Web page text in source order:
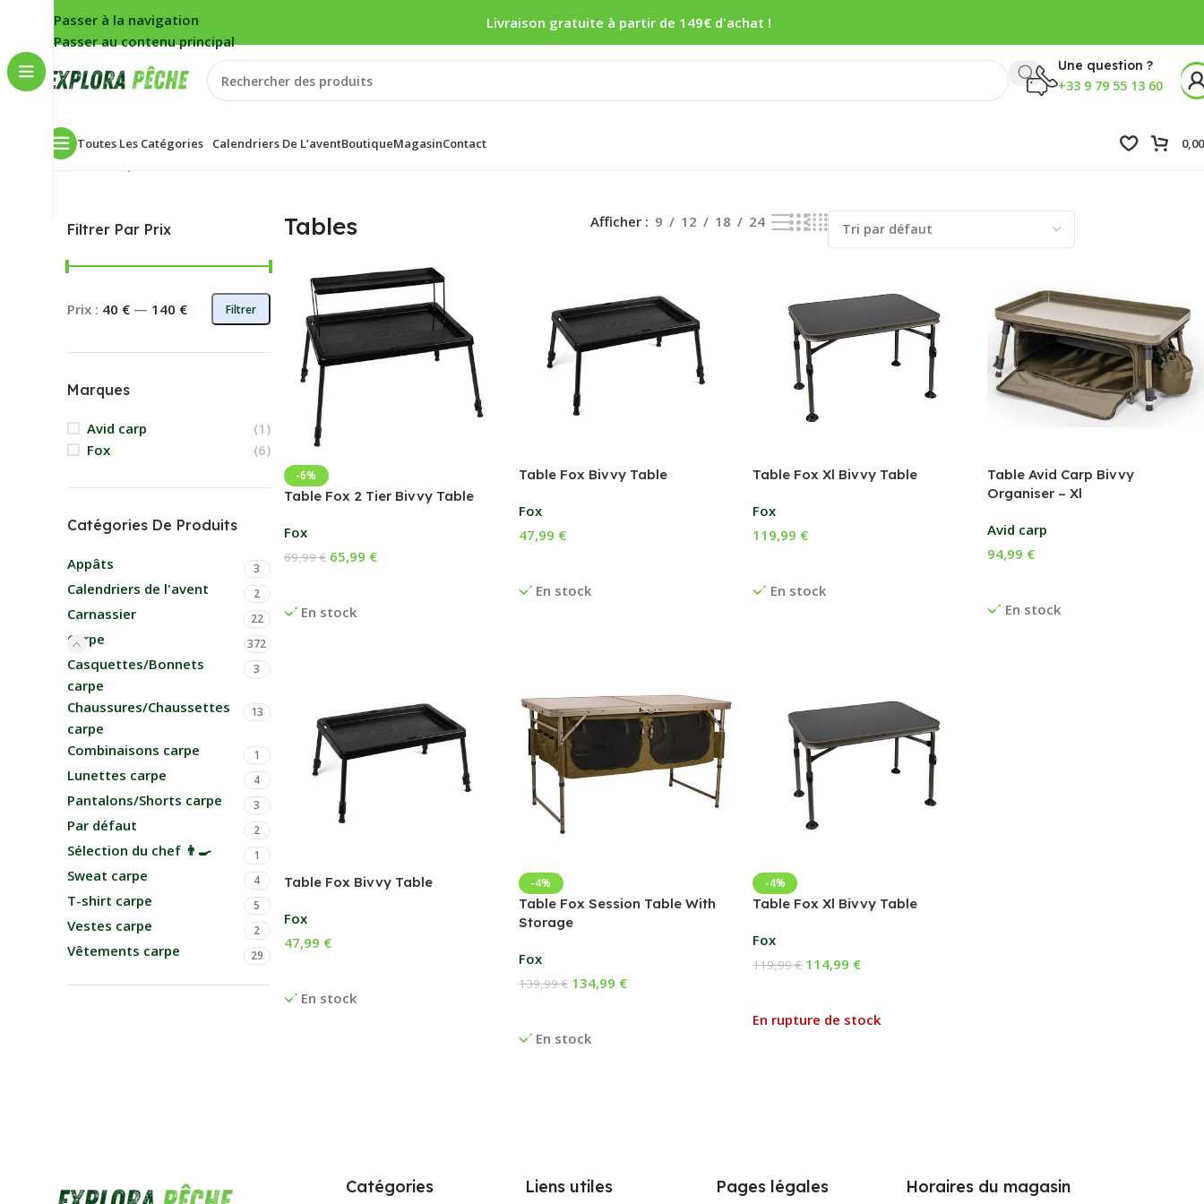
Passer à la navigation
Passer au contenu principal
Livraison gratuite à partir de 149€ d'achat !
Une question ?
+33 9 79 55 13 60
Toutes Les Catégories Calendriers De L’aventBoutiqueMagasinContact
Accueil
Filtrer Par Prix
Filtrer
Prix : 40 € — 140 €
Marques
Avid carp
(1)
Fox
(6)
Catégories De Produits
Appâts 3
Calendriers de l'avent 2
Carnassier 22
Carpe 372
Casquettes/Bonnets
carpe
3
Chaussures/Chaussettes
carpe
13
Combinaisons carpe 1
Lunettes carpe 4
Pantalons/Shorts carpe 3
Par défaut 2
Sélection du chef 👨‍🍳 1
Sweat carpe 4
T-shirt carpe 5
Vestes carpe 2
Vêtements carpe 29
Tables Afficher 9 12 18 24
-6%
Table Fox 2 Tier Bivvy Table
Fox
En stock
69,99€ 65,99 €
Table Fox Bivvy Table
Fox
En stock
47,99 €
Table Fox Xl Bivvy Table
Fox
En stock
119,99 €
Table Avid Carp Bivvy
Organiser – Xl
Avid carp
En stock
94,99 €
Table Fox Bivvy Table
Fox
En stock
47,99 €
-4%
Table Fox Session Table With
Storage
Fox
En stock
139,99€ 134,99 €
-4%
Table Fox Xl Bivvy Table
Fox
En rupture de stock
119,99€ 114,99 €
Catégories Liens utiles Pages légales Horaires du magasin